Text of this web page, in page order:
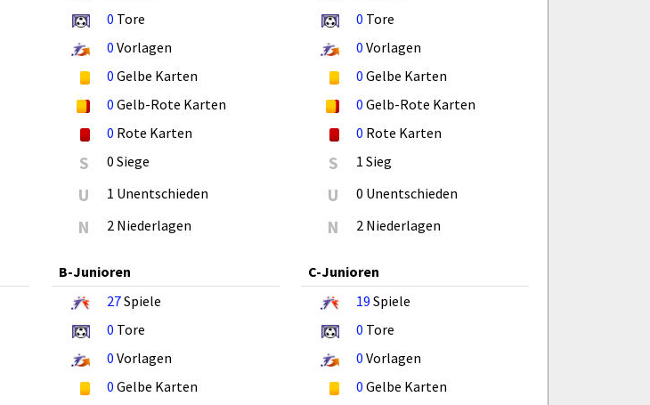
0 Tore
0 Vorlagen
0 Gelbe Karten
0 Gelb-Rote Karten
0 Rote Karten
S 0 Siege
U 1 Unentschieden
N 2 Niederlagen
0 Tore
0 Vorlagen
0 Gelbe Karten
0 Gelb-Rote Karten
0 Rote Karten
S 1 Sieg
U 0 Unentschieden
N 2 Niederlagen
B-Junioren
27Spiele
0 Tore
0 Vorlagen
0 Gelbe Karten
C-Junioren
19 Spiele
0 Tore
0 Vorlagen
0 Gelbe Karten